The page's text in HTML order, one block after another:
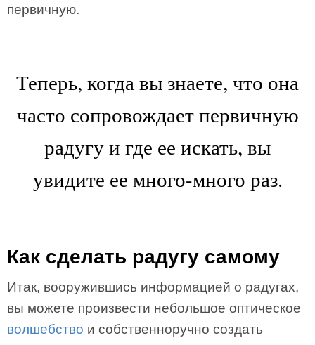
первичную.
Теперь, когда вы знаете, что она
часто сопровождает первичную
радугу и где ее искать, вы
увидите ее много-много раз.
Как сделать радугу самому
Итак, вооружившись информацией о радугах,
вы можете произвести небольшое оптическое
волшебство и собственноручно создать